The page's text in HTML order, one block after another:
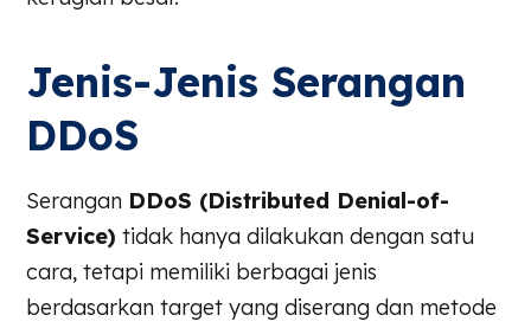
Jenis-Jenis Serangan
DDoS
Serangan DDoS (Distributed Denial-of-
Service) tidak hanya dilakukan dengan satu
cara, tetapi memiliki berbagai jenis
berdasarkan target yang diserang dan metode